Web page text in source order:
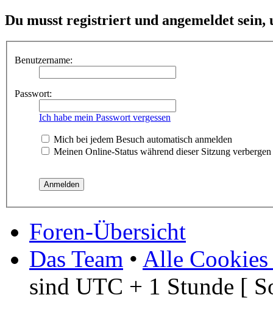
Du musst registriert und angemeldet sein,
Benutzername:
Passwort:
Ich habe mein Passwort vergessen
Mich bei jedem Besuch automatisch anmelden
Meinen Online-Status während dieser Sitzung verbergen
Foren-Übersicht
Das Team • Alle Cookies
sind UTC + 1 Stunde [